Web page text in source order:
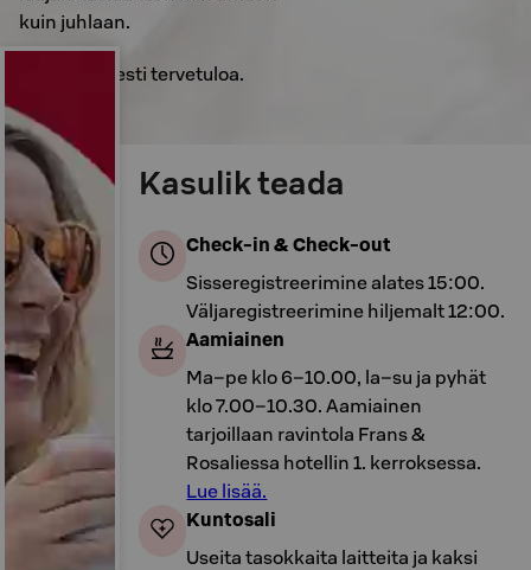
kuin juhlaan.
Sydämellisesti tervetuloa.
Kasulik teada
Check-in & Check-out
Sisseregistreerimine alates 15:00.
Väljaregistreerimine hiljemalt 12:00.
Aamiainen
Ma–pe klo 6–10.00, la–su ja pyhät
klo 7.00–10.30. Aamiainen
tarjoillaan ravintola Frans &
Rosaliessa hotellin 1. kerroksessa.
Lue lisää.
Kuntosali
Useita tasokkaita laitteita ja kaksi